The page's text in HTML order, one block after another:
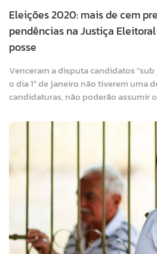
Eleições 2020: mais de cem
pendências na Justiça
posse
Venceram a disputa candidatos
o dia 1º de janeiro não tiverem uma
candidaturas, não poderão assumir